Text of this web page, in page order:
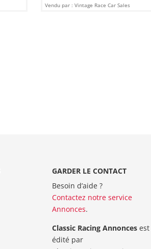
Vendu par : Vintage Race Car Sales
GARDER LE CONTACT
Besoin d’aide ?
Contactez notre service
Annonces.
Classic Racing Annoncesest
édité par